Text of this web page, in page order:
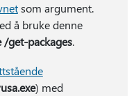
som argument.
å bruke denne
/get-packages.
) med